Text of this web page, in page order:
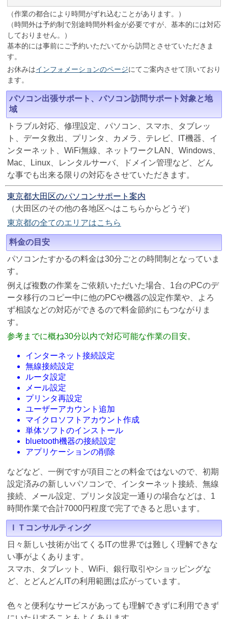
（作業の都合により時間がずれ込むことがあります。）
（時間外は予約制で別途時間外料金が必要ですが、基本的には対応
しておりません。）
基本的には事前にご予約いただいてから訪問とさせていただきま
す。
お休みはインフォメーションのページにてご案内させて頂いており
ます。
パソコン出張サポート、パソコン訪問サポート対象と地
域
トラブル対応、修理設定、パソコン、スマホ、タブレッ
ト、データ救出、プリンタ、カメラ、テレビ、IT機器、イ
ンターネット、WiFi無線、ネットワークLAN、Windows、
Mac、Linux、レンタルサーバ、ドメイン管理など、どん
な事でも出来る限りの対応をさせていただきます。
東京都大田区のパソコンサポート案内
（大田区のその他の各地区へはこちらからどうぞ）
東京都の全てのエリアはこちら
料金の目安
パソコンたすかるの料金は30分ごとの時間制となっていま
す。
例えば複数の作業をご依頼いただいた場合、1台のPCのデ
ータ移行のコピー中に他のPCや機器の設定作業や、よろ
ず相談などの対応ができるので料金節約にもつながりま
す。
参考までに概ね30分以内で対応可能な作業の目安。
インターネット接続設定
無線接続設定
ルータ設定
メール設定
プリンタ再設定
ユーザーアカウント追加
マイクロソフトアカウント作成
単体ソフトのインストール
bluetooth機器の接続設定
アプリケーションの削除
などなど、一例ですが項目ごとの料金ではないので、初期
設定済みの新しいパソコンで、インターネット接続、無線
接続、メール設定、プリンタ設定一通りの場合などは、1
時間作業で合計7000円程度で完了できると思います。
ＩＴコンサルティング
日々新しい技術が出てくるITの世界では難しく理解できな
い事がよくあります。
スマホ、タブレット、WiFi、銀行取引やショッピングな
ど、とどんどんITの利用範囲は広がっています。
色々と便利なサービスがあっても理解できずに利用できず